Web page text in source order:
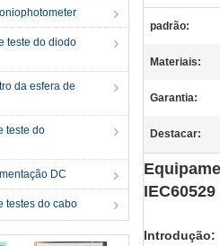
teste do diodo
da esfera de
teste do
DC
testes do cabo
padrão:
Materiais:
Garantia:
Destacar:
IEC60529
Introdução: